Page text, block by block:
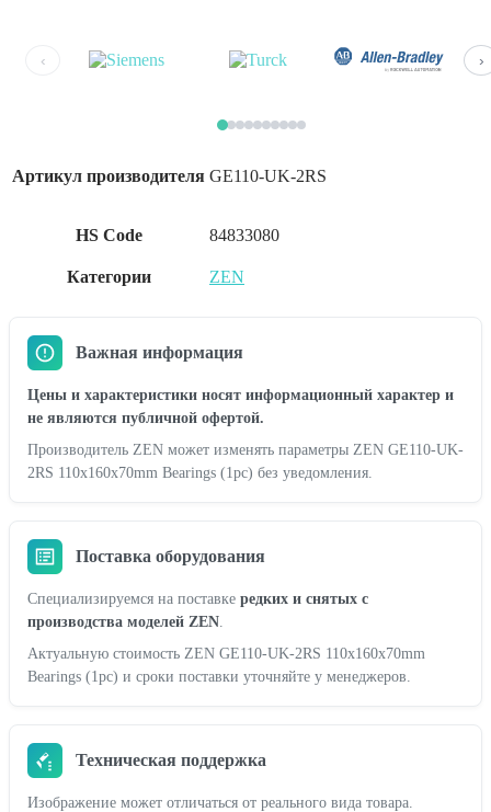
‹ ›
Артикул производителя GE110-UK-2RS
HS Code 84833080
Категории ZEN
Важная информация
Цены и характеристики носят информационный характер и
не являются публичной офертой.
Производитель ZEN может изменять параметры ZEN GE110-UK-
2RS 110x160x70mm Bearings (1pc) без уведомления.
Поставка оборудования
Специализируемся на поставке редких и снятых с
производства моделей ZEN
Актуальную стоимость ZEN GE110-UK-2RS 110x160x70mm
Bearings (1pc) и сроки поставки уточняйте у менеджеров.
Техническая поддержка
Изображение может отличаться от реального вида товара.